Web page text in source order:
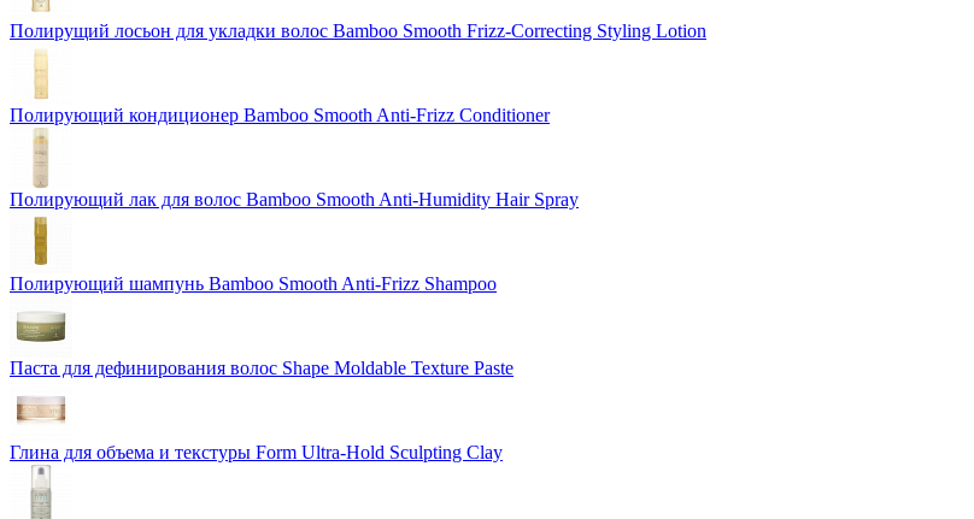
Полирущий лосьон для укладки волос Bamboo Smooth Frizz-Correcting Styling Lotion
Полирующий кондиционер Bamboo Smooth Anti-Frizz Conditioner
Полирующий лак для волос Bamboo Smooth Anti-Humidity Hair Spray
Полирующий шампунь Bamboo Smooth Anti-Frizz Shampoo
Паста для дефинирования волос Shape Moldable Texture Paste
Глина для объема и текстуры Form Ultra-Hold Sculpting Clay